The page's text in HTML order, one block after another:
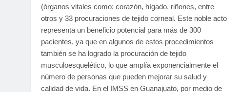
(órganos vitales como: corazón, hígado, riñones, entre
otros y 33 procuraciones de tejido corneal. Este noble acto
representa un beneficio potencial para más de 300
pacientes, ya que en algunos de estos procedimientos
también se ha logrado la procuración de tejido
musculoesquelético, lo que amplía exponencialmente el
número de personas que pueden mejorar su salud y
calidad de vida. En el IMSS en Guanajuato, por medio de